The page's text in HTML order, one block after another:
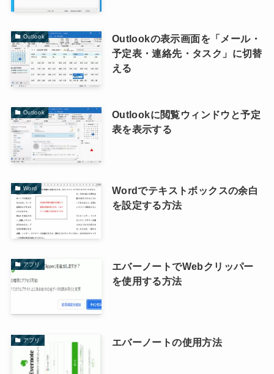
Outlook
Outlookの表示画面を「メール・
予定表・連絡先・タスク」に切替
える
Outlook
Outlookに閲覧ウィンドウと予定
表を表示する
Word
Wordでテキストボックスの余白
を設定する方法
アプリ
エバーノートでWebクリッパー
を使用する方法
アプリ エバーノートの使用方法